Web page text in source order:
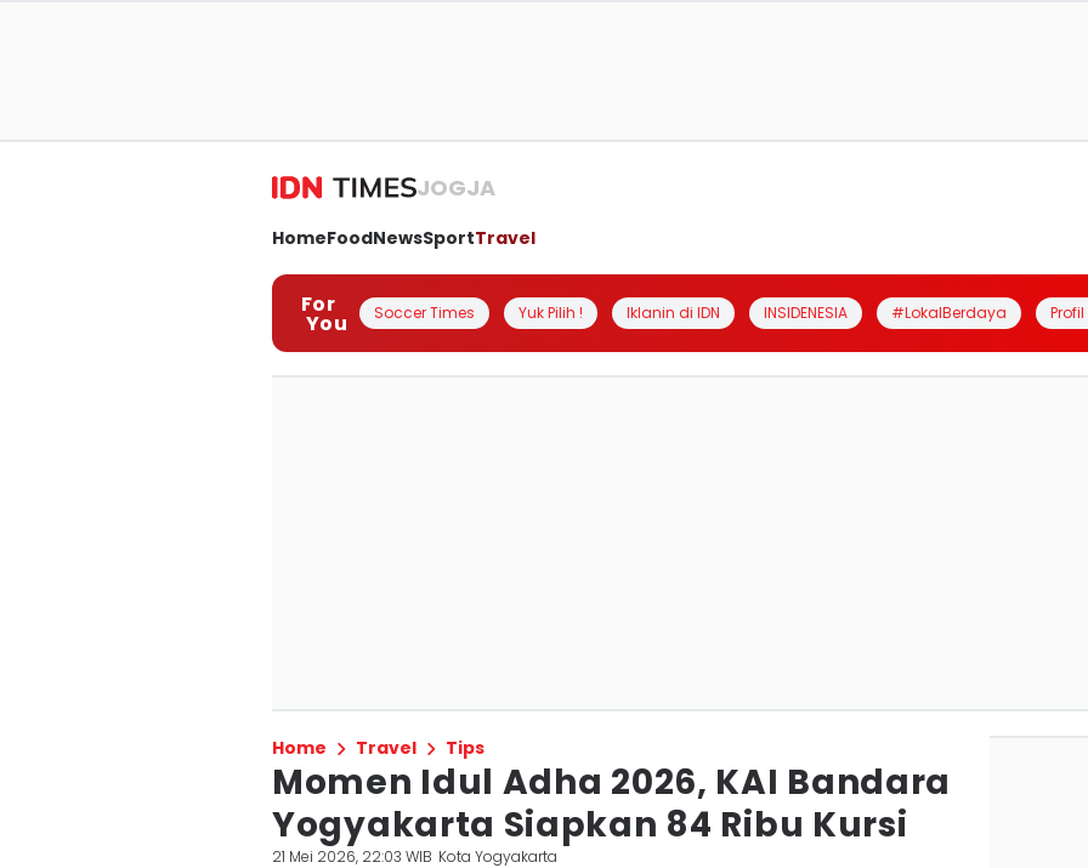
JOGJA
HomeFoodNewsSportTravel
For
You Soccer Times Yuk Pilih ! Iklanin di IDN INSIDENESIA #LokalBerdaya
Home Travel Tips
Momen Idul Adha 2026, KAI Bandara
Yogyakarta Siapkan 84 Ribu Kursi
21 Mei 2026, 22:03 WIB Kota Yogyakarta